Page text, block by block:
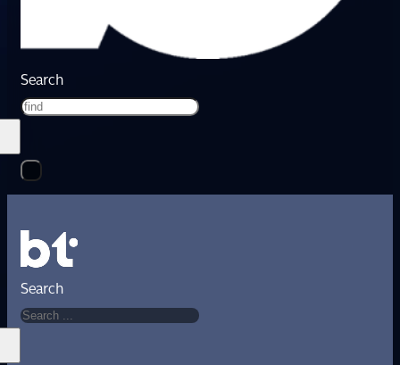
Search
Search